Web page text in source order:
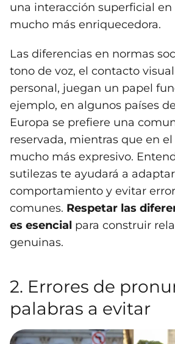
una interacción superficial
mucho más enriquecedora.
Las diferencias en normas
tono de voz, el contacto
personal, juegan un papel
ejemplo, en algunos países
Europa se prefiere una
reservada, mientras que en
mucho más expresivo.
sutilezas te ayudará a
comportamiento y evitar
comunes. Respetar las
es esencial para construir
genuinas.
2. Errores de
palabras a evitar